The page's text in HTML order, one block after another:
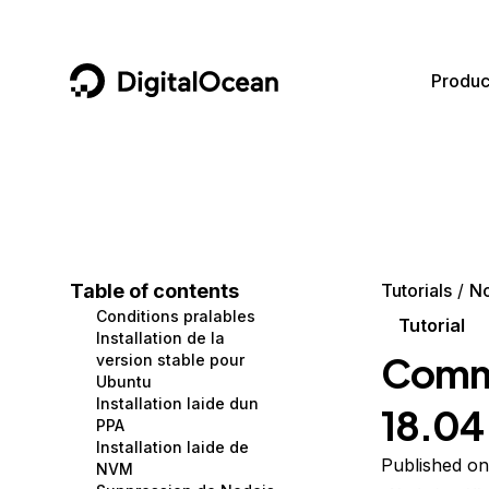
DigitalOcean
Containers and Images
Managed Databases
Management and Dev Tools
Networking
Security
Data and IoT
Developer Tools
Gaming and Media
Hosting
Security and Networking
Developer Tools
Get Involved
Utilities and Help
Table of contents
Conditions pralables
Installation de la
version stable pour
Ubuntu
Installation laide dun
PPA
Installation laide de
NVM
Tutorials
Tutorial
18.04
Published